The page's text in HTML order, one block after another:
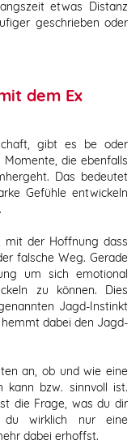
etwas Distanz
geschrieben oder
dem Ex
gibt es be oder
die ebenfalls
Das bedeutet
Gefühle entwickeln
mit der Hoffnung dass
falsche Weg. Gerade
um sich emotional
zu können. Dies
Jagd-Instinkt
dabei den Jagd-
an, ob und wie eine
kann bzw. sinnvoll ist.
die Frage, was du dir
wirklich nur eine
dabei erhoffst.